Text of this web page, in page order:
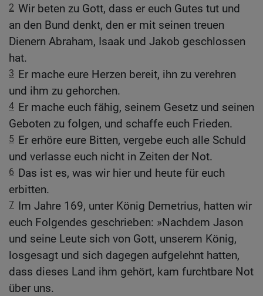
2 Wir beten zu Gott, dass er euch Gutes tut und
an den Bund denkt, den er mit seinen treuen
Dienern Abraham, Isaak und Jakob geschlossen
hat.
3 Er mache eure Herzen bereit, ihn zu verehren
und ihm zu gehorchen.
4 Er mache euch fähig, seinem Gesetz und seinen
Geboten zu folgen, und schaffe euch Frieden.
5 Er erhöre eure Bitten, vergebe euch alle Schuld
und verlasse euch nicht in Zeiten der Not.
6 Das ist es, was wir hier und heute für euch
erbitten.
7 Im Jahre 169, unter König Demetrius, hatten wir
euch Folgendes geschrieben: »Nachdem Jason
und seine Leute sich von Gott, unserem König,
losgesagt und sich dagegen aufgelehnt hatten,
dass dieses Land ihm gehört, kam furchtbare Not
über uns.